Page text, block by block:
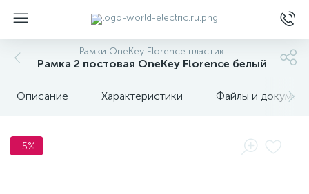
Рамки OneKey Florence пластик
Рамка 2 постовая OneKey Florence белый
Описание Характеристики Файлы и
-5%